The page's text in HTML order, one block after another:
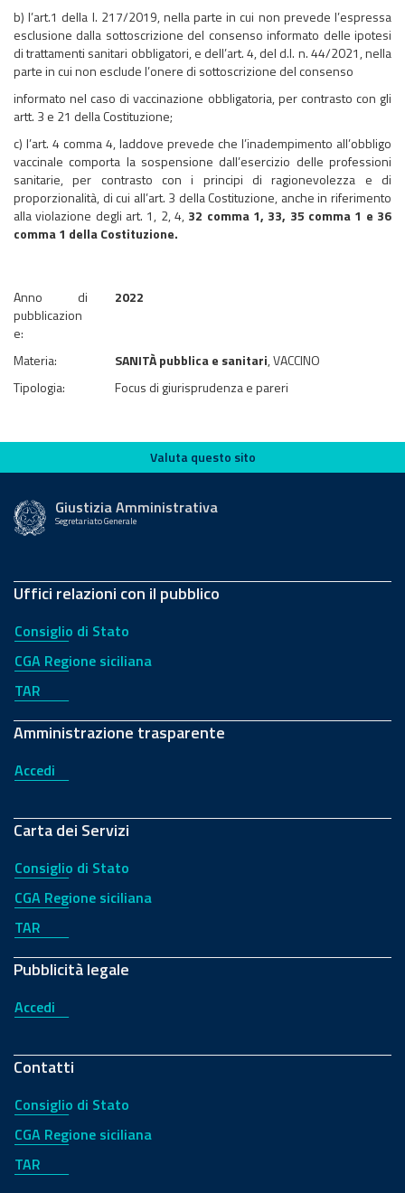
b) l’art.1 della l. 217/2019, nella parte in cui non prevede l’espressa
esclusione dalla sottoscrizione del consenso informato delle ipotesi
di trattamenti sanitari obbligatori, e dell’art. 4, del d.l. n. 44/2021, nella
parte in cui non esclude l’onere di sottoscrizione del consenso
informato nel caso di vaccinazione obbligatoria, per contrasto con gli
artt. 3 e 21 della Costituzione;
c) l’art. 4 comma 4, laddove prevede che l’inadempimento all’obbligo
vaccinale comporta la sospensione dall’esercizio delle professioni
sanitarie, per contrasto con i principi di ragionevolezza e di
proporzionalità, di cui all’art. 3 della Costituzione, anche in riferimento
alla violazione degli art. 1, 2, 4, 32 comma 1, 33, 35 comma 1 e 36
comma 1 della Costituzione.
Anno di
pubblicazion
e:
2022
Materia: SANITÀ pubblica e sanitari, VACCINO
Tipologia:
Focus di giurisprudenza e pareri
Valuta questo sito
Valuta questo sito
Giustizia Amministrativa
Segretariato Generale
Uffici relazioni con il pubblico
Consiglio di Stato
CGA Regione siciliana
TAR
Amministrazione trasparente
Accedi
Carta dei Servizi
Consiglio di Stato
CGA Regione siciliana
TAR
Pubblicità legale
Accedi
Contatti
Consiglio di Stato
CGA Regione siciliana
TAR